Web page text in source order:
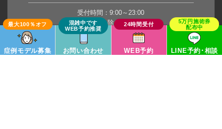
受付時間：9:00～23:00
(年末年始を除く土日祝日)
※臨時休業の場合がございます。
症例モデル募集 お問い合わせ WEB予約 LINE予約･相談